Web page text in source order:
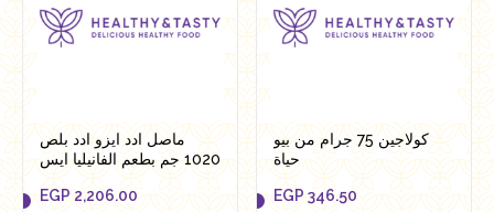
ماصل ادد ايزو ادد بلص
1020 جم بطعم الفانيليا ايس
كريم
EGP 2,206.00
كولاجين 75 جرام من بيو
حياة
EGP346.50